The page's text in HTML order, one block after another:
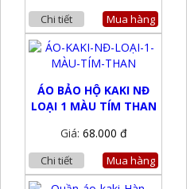
Chi tiết Mua hàng
ÁO BẢO HỘ KAKI NĐ
LOẠI 1 MÀU TÍM THAN
Giá: 68.000 đ
Chi tiết Mua hàng